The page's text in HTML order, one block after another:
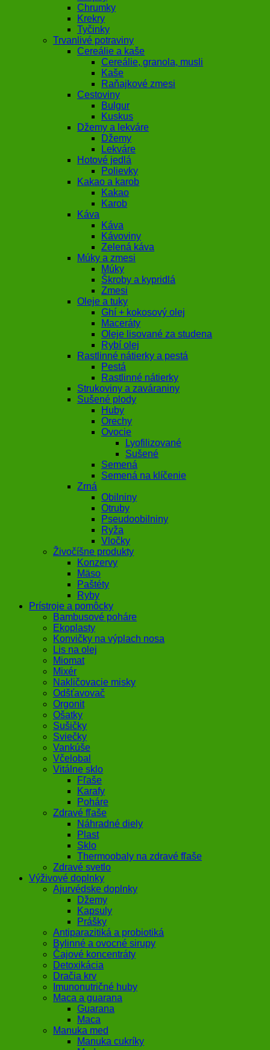
Chrumky
Krekry
Tyčinky
Trvanlivé potraviny
Cereálie a kaše
Cereálie, granola, musli
Kaše
Raňajkové zmesi
Cestoviny
Bulgur
Kuskus
Džemy a lekváre
Džemy
Lekváre
Hotové jedlá
Polievky
Kakao a karob
Kakao
Karob
Káva
Káva
Kávoviny
Zelená káva
Múky a zmesi
Múky
Škroby a kypridlá
Zmesi
Oleje a tuky
Ghí + kokosový olej
Maceráty
Oleje lisované za studena
Rybí olej
Rastlinné nátierky a pestá
Pestá
Rastlinné nátierky
Strukoviny a zaváraniny
Sušené plody
Huby
Orechy
Ovocie
Lyofilizované
Sušené
Semená
Semená na klíčenie
Zrná
Obilniny
Otruby
Pseudoobilniny
Ryža
Vločky
Živočíšne produkty
Konzervy
Mäso
Paštéty
Ryby
Prístroje a pomôcky
Bambusové poháre
Ekoplasty
Konvičky na výplach nosa
Lis na olej
Miomat
Mixér
Nakličovacie misky
Odšťavovač
Orgonit
Ošatky
Sušičky
Sviečky
Vankúše
Včelobal
Vitálne sklo
Fľaše
Karafy
Poháre
Zdravé fľaše
Náhradné diely
Plast
Sklo
Thermoobaly na zdravé fľaše
Zdravé svetlo
Výživové doplnky
Ajurvédske doplnky
Džemy
Kapsuly
Prášky
Antiparazitiká a probiotiká
Bylinné a ovocné sirupy
Čajové koncentráty
Detoxikácia
Dračia krv
Imunonutričné huby
Maca a guarana
Guarana
Maca
Manuka med
Manuka cukríky